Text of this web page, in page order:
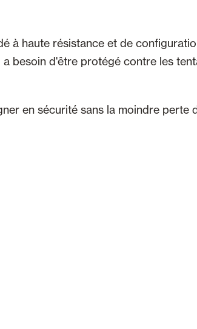
à haute résistance et de
besoin d'être protégé contre les
en sécurité sans la moindre perte